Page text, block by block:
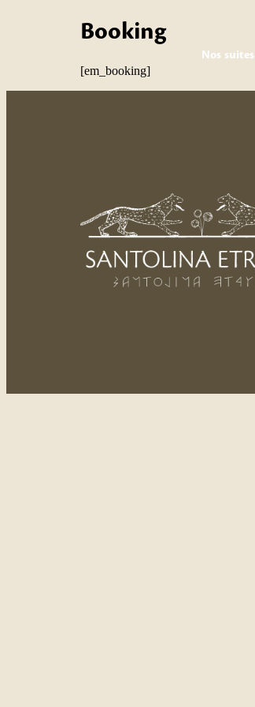
Nos suites
Booking
[em_booking]